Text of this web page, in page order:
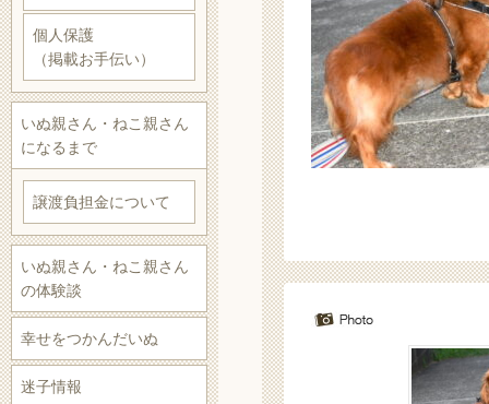
個人保護
（掲載お手伝い）
いぬ親さん・ねこ親さん
になるまで
譲渡負担金について
いぬ親さん・ねこ親さん
の体験談
幸せをつかんだいぬ
迷子情報